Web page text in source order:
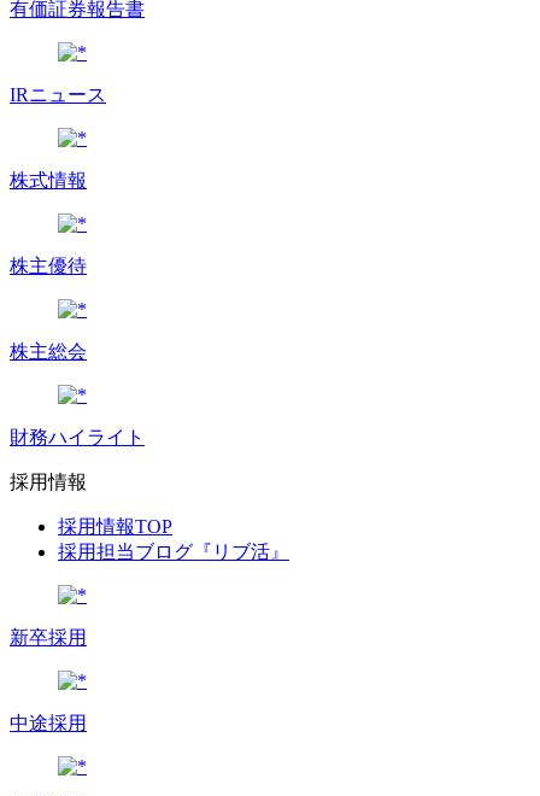
有価証券報告書
IRニュース
株式情報
株主優待
株主総会
財務ハイライト
採用情報
採用情報TOP
採用担当ブログ『リブ活』
新卒採用
中途採用